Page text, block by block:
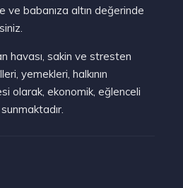
ve babanıza altın değerinde
havası, sakin ve stresten
yemekleri, halkının
olarak, ekonomik, eğlenceli